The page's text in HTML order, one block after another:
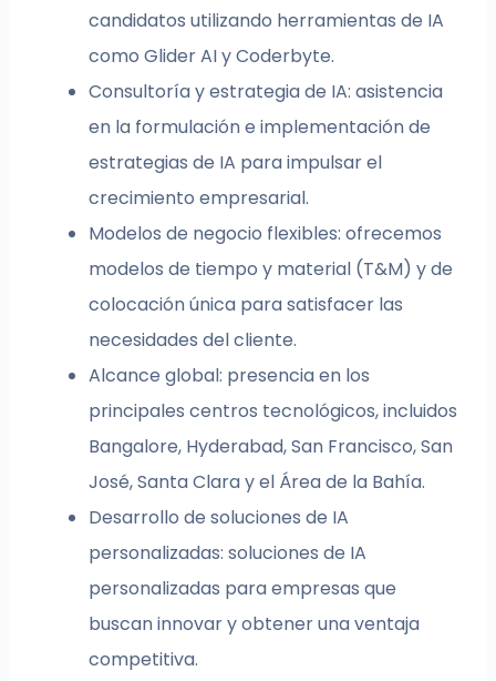
candidatos utilizando herramientas de IA
como Glider AI y Coderbyte.
Consultoría y estrategia de IA: asistencia
en la formulación e implementación de
estrategias de IA para impulsar el
crecimiento empresarial.
Modelos de negocio flexibles: ofrecemos
modelos de tiempo y material (T&M) y de
colocación única para satisfacer las
necesidades del cliente.
Alcance global: presencia en los
principales centros tecnológicos, incluidos
Bangalore, Hyderabad, San Francisco, San
José, Santa Clara y el Área de la Bahía.
Desarrollo de soluciones de IA
personalizadas: soluciones de IA
personalizadas para empresas que
buscan innovar y obtener una ventaja
competitiva.